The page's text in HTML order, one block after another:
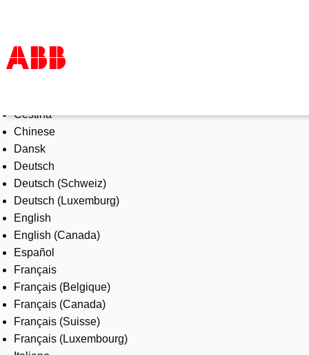
Products & Solutions
Industries
Services
About us
Where to buy
Contact us
Careers
Čeština
Chinese
Dansk
Deutsch
Deutsch (Schweiz)
Deutsch (Luxemburg)
English
English (Canada)
Español
Français
Français (Belgique)
Français (Canada)
Français (Suisse)
Français (Luxembourg)